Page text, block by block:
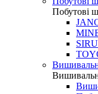
Побутові